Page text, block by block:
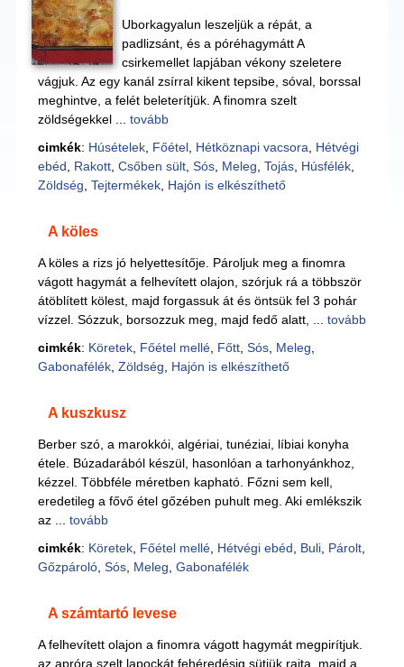
Uborkagyalun leszeljük a répát, a
padlizsánt, és a póréhagymátt A
csirkemellet lapjában vékony szeletere
vágjuk. Az egy kanál zsírral kikent tepsibe, sóval, borssal
meghintve, a felét beleterítjük. A finomra szelt
zöldségekkel ... tovább
cimkék: Húsételek, Főétel, Hétköznapi vacsora
Hétvégi
ebéd
Rakott, Csőben sült, Sós, Meleg Tojás, Húsfélék,
Zöldség Tejtermékek, Hajón is elkészíthető
A köles
A köles a rizs jó helyettesítője. Pároljuk meg a finomra
vágott hagymát a felhevített olajon, szórjuk rá a többször
átöblített kölest, majd forgassuk át és öntsük fel 3 pohár
vízzel. Sózzuk, borsozzuk meg, majd fedő alatt, ... tovább
cimkék: Köretek, Főétel mellé, Főtt, Sós, Meleg
Gabonafélék, Zöldség Hajón is elkészíthető
A kuszkusz
Berber szó, a marokkói, algériai, tunéziai, líbiai konyha
étele. Búzadarából készül, hasonlóan a tarhonyánkhoz,
kézzel. Többféle méretben kapható. Főzni sem kell,
eredetileg a fővő étel gőzében puhult meg. Aki emlékszik
az ... tovább
cimkék: Köretek, Főétel mellé, Hétvégi ebéd Buli, Párolt,
Gőzpároló, Sós, Meleg Gabonafélék
A számtartó levese
A felhevített olajon a finomra vágott hagymát megpirítjuk.
az apróra szelt lapockát fehéredésig sütjük rajta, majd a